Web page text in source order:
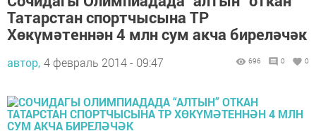
Татарстан спортчысына ТР
Хөкүмәтеннән 4 млн сум акча биреләчәк
автор, 4 февраль 2014 - 09:47 696 0 0